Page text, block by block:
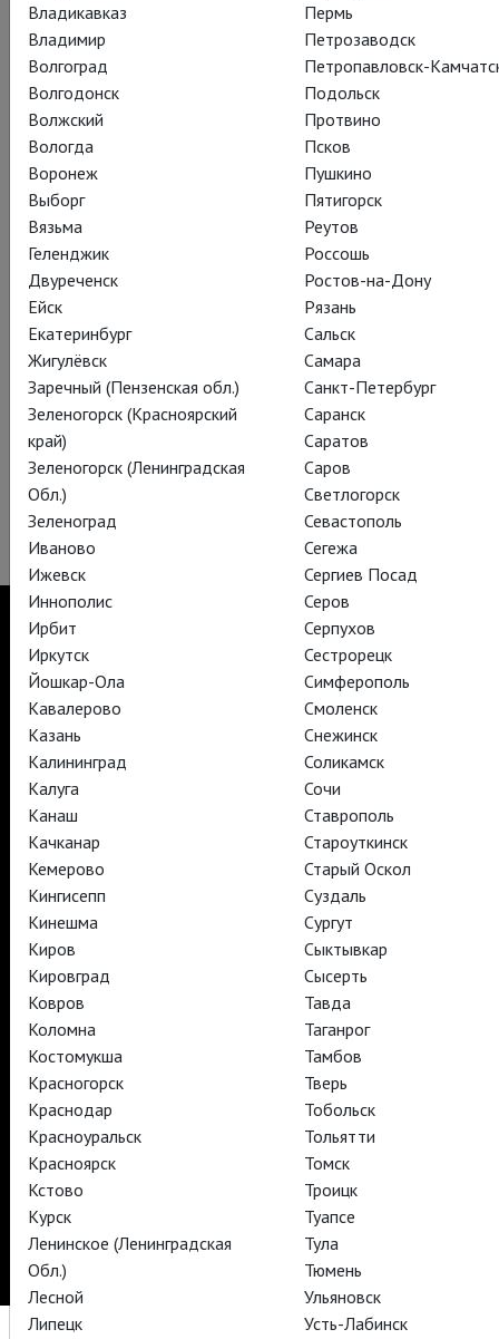
Если вы вдруг пропустили спектакль в рамках TheatreHD,
не расстраивайтесь – постановка с Марком Стронгом в
главной роли вернется на экраны кинотеатров уже этой
осенью. Детали будут опубликованы позднее на нашем
сайте.
TheatreHD
TheatreHD Опера
TheatreHD Балет в кино
АРТ-ЛЕКТОРИЙ В КИНО
TheatreHD
АРТ-ЛЕКТОРИЙ В КИНО
TheatreHD
TheatreHD Опера
TheatreHD Балет в кино
АРТ-ЛЕКТОРИЙ В КИНО
TheatreHD
Подписаться на рассылку
Поддержать
Стать волонтёром
Как организовать показ в вашем городе
Контакты
18+
Владикавказ
Владимир
Волгоград
Волгодонск
Волжский
Вологда
Воронеж
Выборг
Вязьма
Геленджик
Двуреченск
Ейск
Екатеринбург
Жигулёвск
Заречный (Пензенская обл.)
Зеленогорск (Красноярский
край)
Зеленогорск (Ленинградская
Обл.)
Зеленоград
Иваново
Ижевск
Иннополис
Ирбит
Иркутск
Йошкар-Ола
Кавалерово
Казань
Калининград
Калуга
Канаш
Качканар
Кемерово
Кингисепп
Кинешма
Киров
Кировград
Ковров
Коломна
Костомукша
Красногорск
Краснодар
Красноуральск
Красноярск
Кстово
Курск
Ленинское (Ленинградская
Обл.)
Лесной
Липецк
Пермь
Петрозаводск
Петропавловск-
Подольск
Протвино
Псков
Пушкино
Пятигорск
Реутов
Россошь
Ростов-на-Дону
Рязань
Сальск
Самара
Санкт-Петербург
Саранск
Саратов
Саров
Светлогорск
Севастополь
Сегежа
Сергиев Посад
Серов
Серпухов
Сестрорецк
Симферополь
Смоленск
Снежинск
Соликамск
Сочи
Ставрополь
Староуткинск
Старый Оскол
Суздаль
Сургут
Сыктывкар
Сысерть
Тавда
Таганрог
Тамбов
Тверь
Тобольск
Тольятти
Томск
Троицк
Туапсе
Тула
Тюмень
Ульяновск
Усть-Лабинск